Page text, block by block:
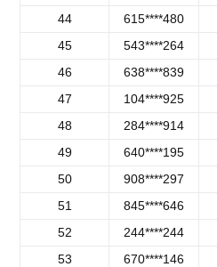
44
615****480
45
543****264
46
638****839
47
104****925
48
284****914
49
640****195
50
908****297
51
845****646
52
244****244
53
670****146